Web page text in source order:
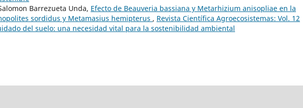
Barrezueta Unda, Efecto de Beauveria bassiana y Metarhizium anisopliae en la
sordidus y Metamasius hemipterus , Revista Científica Agroecosistemas: Vol. 12
del suelo: una necesidad vital para la sostenibilidad ambiental